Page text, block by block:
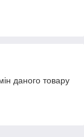
даного товару